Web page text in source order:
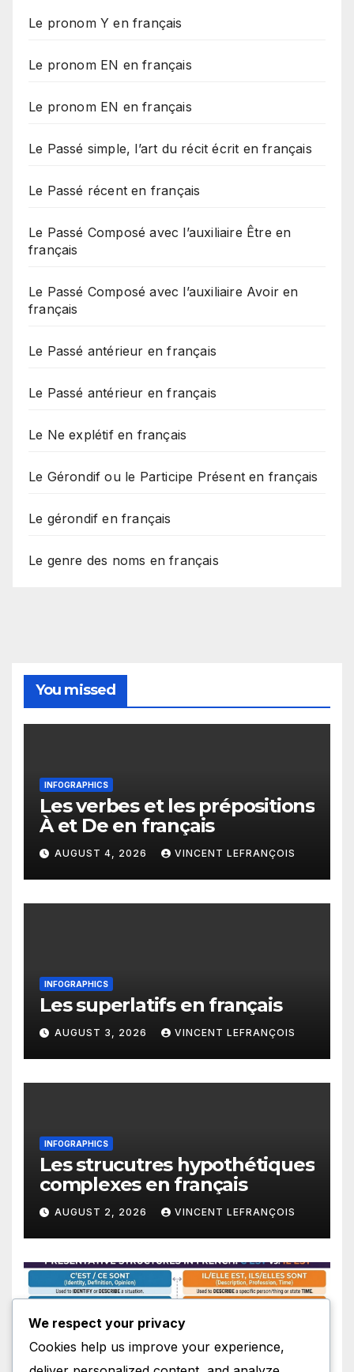
Le pronom Y en français
Le pronom EN en français
Le pronom EN en français
Le Passé simple, l’art du récit écrit en français
Le Passé récent en français
Le Passé Composé avec l’auxiliaire Être en
français
Le Passé Composé avec l’auxiliaire Avoir en
français
Le Passé antérieur en français
Le Passé antérieur en français
Le Ne explétif en français
Le Gérondif ou le Participe Présent en français
Le gérondif en français
Le genre des noms en français
You missed
INFOGRAPHICS
Les verbes et les prépositions
À et De en français
AUGUST 4, 2026 VINCENT LEFRANÇOIS
INFOGRAPHICS
Les superlatifs en français
AUGUST 3, 2026 VINCENT LEFRANÇOIS
INFOGRAPHICS
Les strucutres hypothétiques
complexes en français
AUGUST 2, 2026 VINCENT LEFRANÇOIS
INFOGRAPHICS
Les structures présentatives
en français
We respect your privacy
Cookies help us improve your experience,